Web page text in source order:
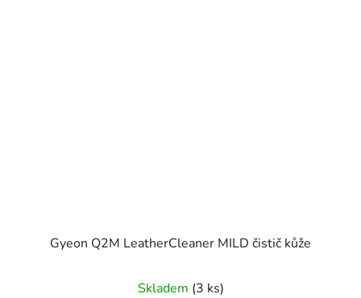
Gyeon Q2M LeatherCleaner MILD čistič kůže
Skladem (3 ks)